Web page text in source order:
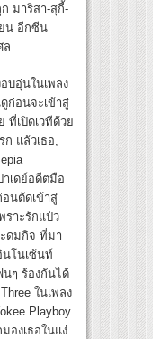
มาริสา-สุกี้-
ยน อีกซีน
ล
บอุ่นในเพลง
ก่อนจะเข้าสู่
ที่เปิดเวทีด้วย
แล้วเธอ,
าเดย์อดีตมือ
นตัดเข้าสู่
ราะรักแป๋ว
ดมกิจ ที่มา
นโนเซ้นท์
นๆ ร้องกันได้
ในเพลง
Playboy
องเธอในแง่